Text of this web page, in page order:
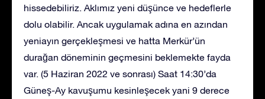
hissedebiliriz. Aklımız yeni düşünce ve hedeflerle
dolu olabilir. Ancak uygulamak adına en azından
yeniayın gerçekleşmesi ve hatta Merkür’ün
durağan döneminin geçmesini beklemekte fayda
var. (5 Haziran 2022 ve sonrası) Saat 14:30’da
Güneş-Ay kavuşumu kesinleşecek yani 9 derece